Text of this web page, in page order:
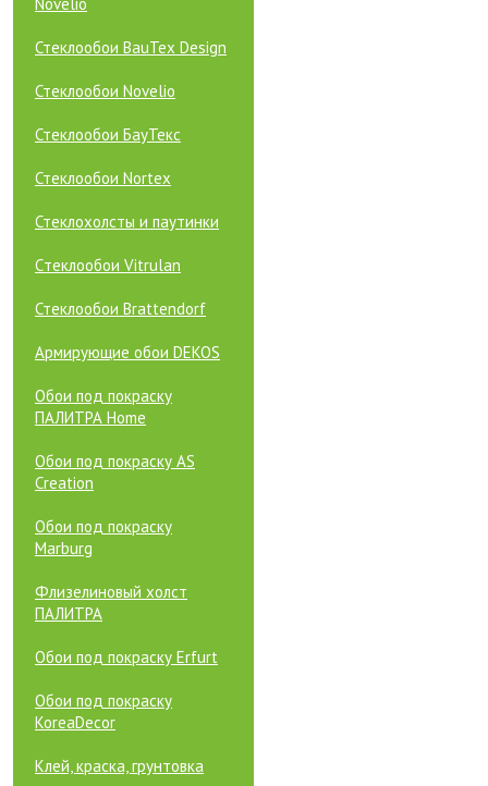
Стеклообои BauTex Design
Стеклообои Novelio
Стеклообои БауТекс
Стеклообои Nortex
Стеклохолсты и паутинки
Cтеклообои Vitrulan
Стеклообои Brattendorf
Армирующие обои DEKOS
Обои под покраску
ПАЛИТРА Home
Обои под покраску AS
Creation
Обои под покраску
Marburg
Флизелиновый холст
ПАЛИТРА
Обои под покраску Erfurt
Обои под покраску
KoreaDecor
Клей, краска, грунтовка